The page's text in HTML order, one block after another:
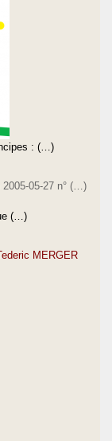
des
hymne
ce genre.
des
Bon
?
: (…)
2005-05-27 n° (…)
(…)
MERGER